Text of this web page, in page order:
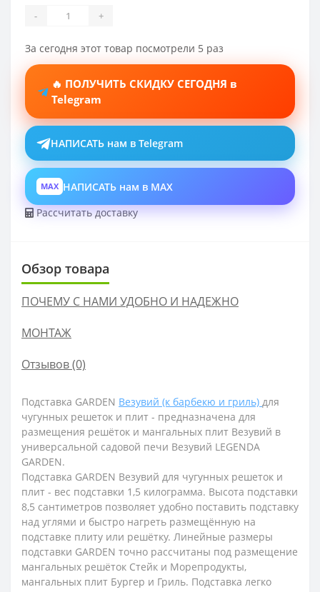
- +
За сегодня этот товар посмотрели 5 раз
🔥 ПОЛУЧИТЬ СКИДКУ СЕГОДНЯ в
Telegram
НАПИСАТЬ нам в Telegram
MAX НАПИСАТЬ нам в MAX
Рассчитать доставку
Обзор товара
ПОЧЕМУ С НАМИ УДОБНО И НАДЕЖНО
МОНТАЖ
Отзывов (0)
Подставка GARDEN Везувий (к барбекю и гриль) для
чугунных решеток и плит - предназначена для
размещения решёток и мангальных плит Везувий в
универсальной садовой печи Везувий LEGENDA
GARDEN.
Подставка GARDEN Везувий для чугунных решеток и
плит - вес подставки 1,5 килограмма. Высота подставки
8,5 сантиметров позволяет удобно поставить подставку
над углями и быстро нагреть размещённую на
подставке плиту или решётку. Линейные размеры
подставки GARDEN точно рассчитаны под размещение
мангальных решёток Стейк и Морепродукты,
мангальных плит Бургер и Гриль. Подставка легко